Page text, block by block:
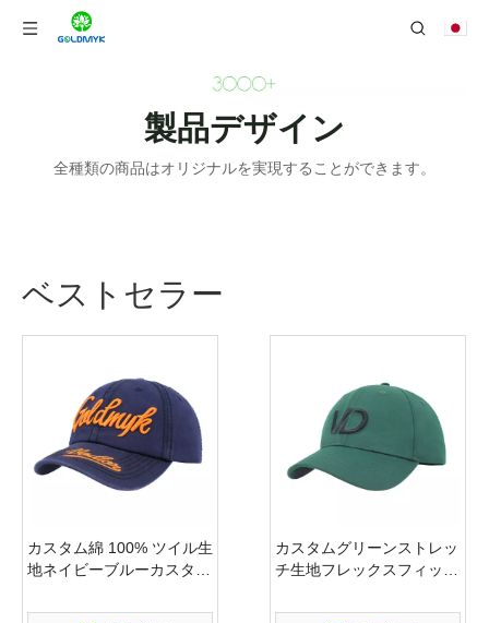
製品デザイン
全種類の商品はオリジナルを実現することができます。
ベストセラー
カスタム綿 100% ツイル生
地ネイビーブルーカスタム
子缶カスタム刺繍の女性と
カスタムグリーンストレッ
チ生地フレックスフィット
ーン刺繍野球帽帽子刺繍帽